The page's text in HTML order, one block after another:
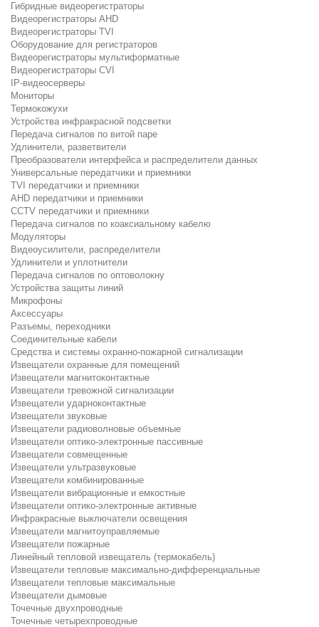
Гибридные видеорегистраторы
Видеорегистраторы AHD
Видеорегистраторы TVI
Оборудование для регистраторов
Видеорегистраторы мультиформатные
Видеорегистраторы CVI
IP-видеосерверы
Мониторы
Термокожухи
Устройства инфракрасной подсветки
Передача сигналов по витой паре
Удлинители, разветвители
Преобразователи интерфейса и распределители данных
Универсальные передатчики и приемники
TVI передатчики и приемники
AHD передатчики и приемники
CCTV передатчики и приемники
Передача сигналов по коаксиальному кабелю
Модуляторы
Видеоусилители, распределители
Удлинители и уплотнители
Передача сигналов по оптоволокну
Устройства защиты линий
Микрофоны
Аксессуары
Разъемы, переходники
Соединительные кабели
Средства и системы охранно-пожарной сигнализации
Извещатели охранные для помещений
Извещатели магнитоконтактные
Извещатели тревожной сигнализации
Извещатели ударноконтактные
Извещатели звуковые
Извещатели радиоволновые объемные
Извещатели оптико-электронные пассивные
Извещатели совмещенные
Извещатели ультразвуковые
Извещатели комбинированные
Извещатели вибрационные и емкостные
Извещатели оптико-электронные активные
Инфракрасные выключатели освещения
Извещатели магнитоуправляемые
Извещатели пожарные
Линейный тепловой извещатель (термокабель)
Извещатели тепловые максимально-дифференциальные
Извещатели тепловые максимальные
Извещатели дымовые
Точечные двухпроводные
Точечные четырехпроводные